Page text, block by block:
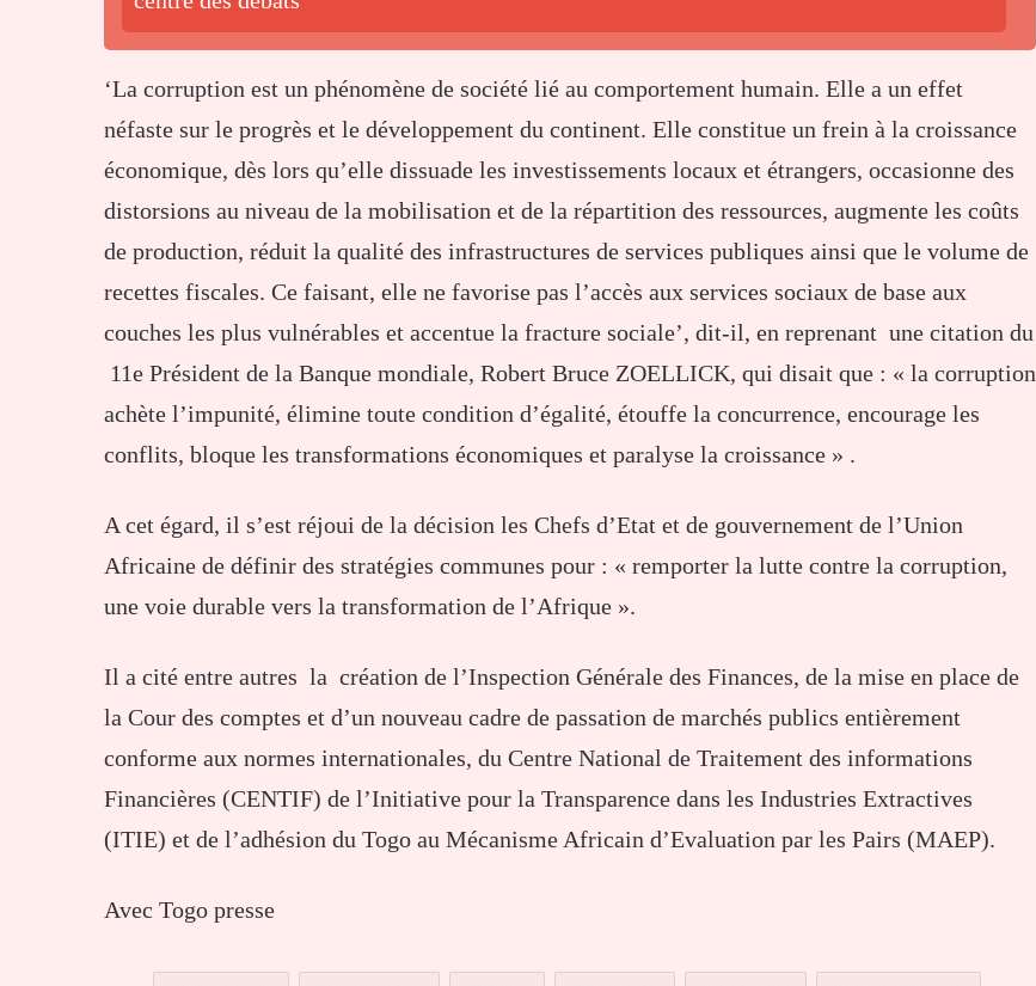
‘La corruption est un phénomène de société lié au comportement humain. Elle a un effet
néfaste sur le progrès et le développement du continent. Elle constitue un frein à la croissance
économique, dès lors qu’elle dissuade les investissements locaux et étrangers, occasionne des
distorsions au niveau de la mobilisation et de la répartition des ressources, augmente les coûts
de production, réduit la qualité des infrastructures de services publiques ainsi que le volume de
recettes fiscales. Ce faisant, elle ne favorise pas l’accès aux services sociaux de base aux
couches les plus vulnérables et accentue la fracture sociale’, dit-il, en reprenant une citation du
11e Président de la Banque mondiale, Robert Bruce ZOELLICK, qui disait que : « la corruption
achète l’impunité, élimine toute condition d’égalité, étouffe la concurrence, encourage les
conflits, bloque les transformations économiques et paralyse la croissance » .
A cet égard, il s’est réjoui de la décision les Chefs d’Etat et de gouvernement de l’Union
Africaine de définir des stratégies communes pour : « remporter la lutte contre la corruption,
une voie durable vers la transformation de l’Afrique ».
Il a cité entre autres la création de l’Inspection Générale des Finances, de la mise en place de
la Cour des comptes et d’un nouveau cadre de passation de marchés publics entièrement
conforme aux normes internationales, du Centre National de Traitement des informations
Financières (CENTIF) de l’Initiative pour la Transparence dans les Industries Extractives
(ITIE) et de l’adhésion du Togo au Mécanisme Africain d’Evaluation par les Pairs (MAEP).
Avec Togo presse